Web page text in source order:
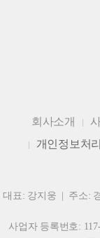
회사소개
개인정보처
대표: 강지웅 | 주소:
사업자 등록번호: